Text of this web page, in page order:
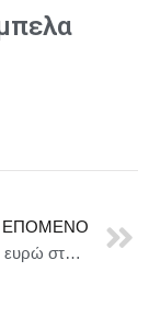
ΕΠΌΜΕΝΟ
ΥΠΕΣ: 28 εκ. ευρώ στους δήμους για λειτουργικές ανάγκες των σχολικών μονάδων τους